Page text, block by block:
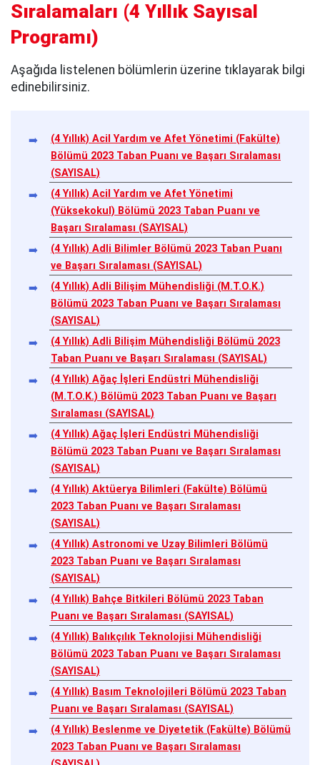
Sıralamaları (4 Yıllık Sayısal
Programı)
Aşağıda listelenen bölümlerin üzerine tıklayarak bilgi
edinebilirsiniz.
(4 Yıllık) Acil Yardım ve Afet Yönetimi (Fakülte)
Bölümü 2023 Taban Puanı ve Başarı Sıralaması
(SAYISAL)
(4 Yıllık) Acil Yardım ve Afet Yönetimi
(Yüksekokul) Bölümü 2023 Taban Puanı ve
Başarı Sıralaması (SAYISAL)
(4 Yıllık) Adli Bilimler Bölümü 2023 Taban Puanı
ve Başarı Sıralaması (SAYISAL)
(4 Yıllık) Adli Bilişim Mühendisliği (M.T.O.K.)
Bölümü 2023 Taban Puanı ve Başarı Sıralaması
(SAYISAL)
(4 Yıllık) Adli Bilişim Mühendisliği Bölümü 2023
Taban Puanı ve Başarı Sıralaması (SAYISAL)
(4 Yıllık) Ağaç İşleri Endüstri Mühendisliği
(M.T.O.K.) Bölümü 2023 Taban Puanı ve Başarı
Sıralaması (SAYISAL)
(4 Yıllık) Ağaç İşleri Endüstri Mühendisliği
Bölümü 2023 Taban Puanı ve Başarı Sıralaması
(SAYISAL)
(4 Yıllık) Aktüerya Bilimleri (Fakülte) Bölümü
2023 Taban Puanı ve Başarı Sıralaması
(SAYISAL)
(4 Yıllık) Astronomi ve Uzay Bilimleri Bölümü
2023 Taban Puanı ve Başarı Sıralaması
(SAYISAL)
(4 Yıllık) Bahçe Bitkileri Bölümü 2023 Taban
Puanı ve Başarı Sıralaması (SAYISAL)
(4 Yıllık) Balıkçılık Teknolojisi Mühendisliği
Bölümü 2023 Taban Puanı ve Başarı Sıralaması
(SAYISAL)
(4 Yıllık) Basım Teknolojileri Bölümü 2023 Taban
Puanı ve Başarı Sıralaması (SAYISAL)
(4 Yıllık) Beslenme ve Diyetetik (Fakülte) Bölümü
2023 Taban Puanı ve Başarı Sıralaması